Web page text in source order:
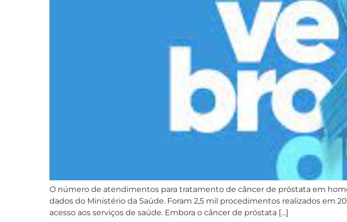
O número de atendimentos para tratamento de câncer de próstata em
dados do Ministério da Saúde. Foram 2,5 mil procedimentos realizados em
acesso aos serviços de saúde. Embora o câncer de próstata […]